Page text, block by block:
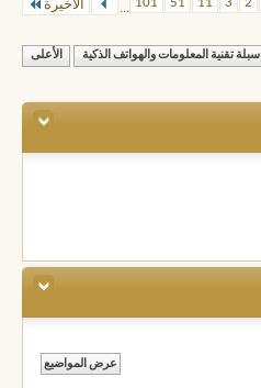
2
3
11
51
101
... الأخيرة
سبلة تقنية المعلومات والهواتف الذكية الأعلى